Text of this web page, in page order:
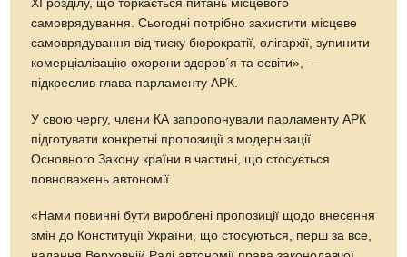
XI розділу, що торкається питань місцевого
самоврядування. Сьогодні потрібно захистити місцеве
самоврядування від тиску бюрократії, олігархії, зупинити
комерціалізацію охорони здоров´я та освіти», —
підкреслив глава парламенту АРК.
У свою чергу, члени КА запропонували парламенту АРК
підготувати конкретні пропозиції з модернізації
Основного Закону країни в частині, що стосується
повноважень автономії.
«Нами повинні бути вироблені пропозиції щодо внесення
змін до Конституції України, що стосуються, перш за все,